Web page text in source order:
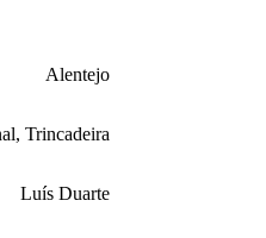
Alentejo
, Trincadeira
Luís Duarte